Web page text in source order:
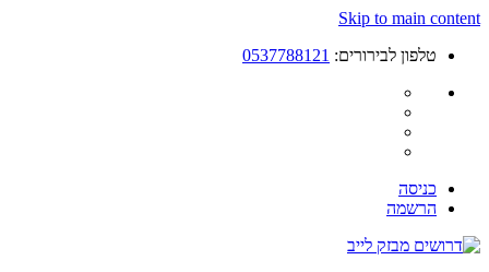
Skip to main content
טלפון לבירורים: 0537788121
כניסה
הרשמה